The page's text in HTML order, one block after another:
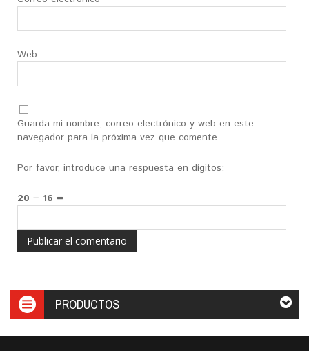
Web
Guarda mi nombre, correo electrónico y web en este
navegador para la próxima vez que comente.
Por favor, introduce una respuesta en dígitos:
20 − 16 =
PRODUCTOS